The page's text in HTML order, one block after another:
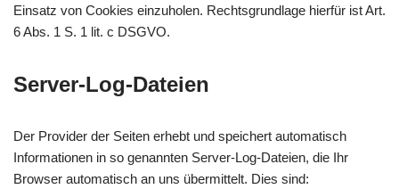
Einsatz von Cookies einzuholen. Rechtsgrundlage hierfür ist Art.
6 Abs. 1 S. 1 lit. c DSGVO.
Server-Log-Dateien
Der Provider der Seiten erhebt und speichert automatisch
Informationen in so genannten Server-Log-Dateien, die Ihr
Browser automatisch an uns übermittelt. Dies sind: